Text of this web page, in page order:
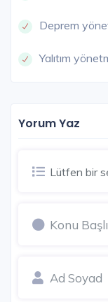
Deprem
Yalıtım
Yorum Yaz
Lütfen bir